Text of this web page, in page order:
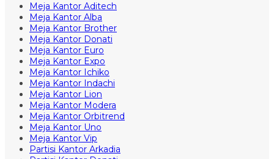
Meja Kantor Aditech
Meja Kantor Alba
Meja Kantor Brother
Meja Kantor Donati
Meja Kantor Euro
Meja Kantor Expo
Meja Kantor Ichiko
Meja Kantor Indachi
Meja Kantor Lion
Meja Kantor Modera
Meja Kantor Orbitrend
Meja Kantor Uno
Meja Kantor Vip
Partisi Kantor Arkadia